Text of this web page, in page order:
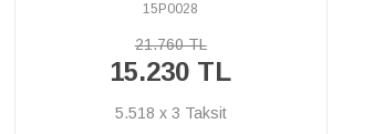
15P0073
58.460 TL
40.920 TL
14.826 x 3